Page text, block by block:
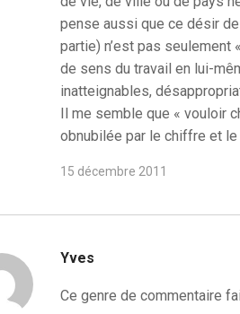
pense aussi que ce désir
partie) n’est pas seulement
de sens du travail en lui-
inatteignables,
Il me semble que « vouloir
obnubilée par le chiffre et le
15 décembre 2011
Yves
Ce genre de commentaire